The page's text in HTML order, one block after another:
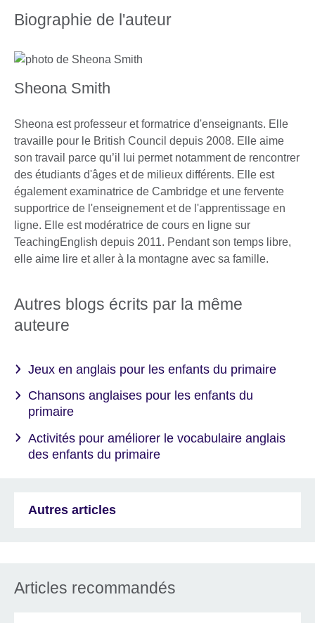
Biographie de l'auteur
Sheona Smith
Sheona est professeur et formatrice d'enseignants. Elle
travaille pour le British Council depuis 2008. Elle aime
son travail parce qu’il lui permet notamment de rencontrer
des étudiants d'âges et de milieux différents. Elle est
également examinatrice de Cambridge et une fervente
supportrice de l'enseignement et de l'apprentissage en
ligne. Elle est modératrice de cours en ligne sur
TeachingEnglish depuis 2011. Pendant son temps libre,
elle aime lire et aller à la montagne avec sa famille.
Autres blogs écrits par la même
auteure
Jeux en anglais pour les enfants du primaire
Chansons anglaises pour les enfants du
primaire
Activités pour améliorer le vocabulaire anglais
des enfants du primaire
Autres articles
Articles recommandés